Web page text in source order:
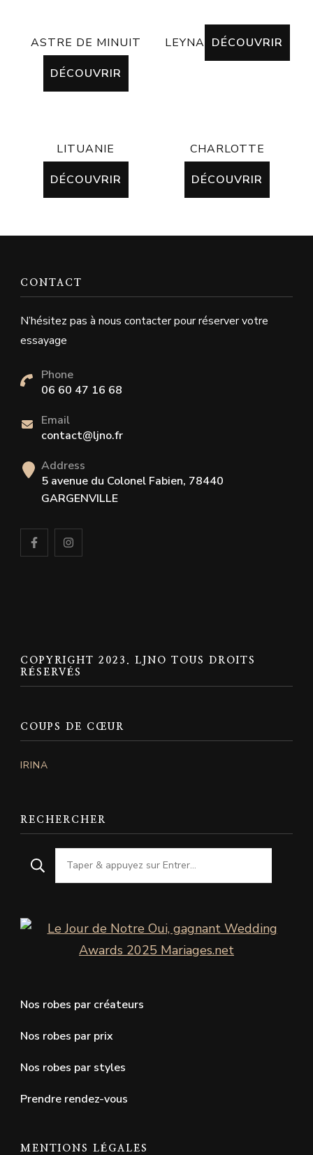
ASTRE DE MINUIT
DÉCOUVRIR
LEYNA DÉCOUVRIR
LITUANIE
DÉCOUVRIR
CHARLOTTE
DÉCOUVRIR
CONTACT
N’hésitez pas à nous contacter pour réserver votre
essayage
Phone
06 60 47 16 68
Email
contact@ljno.fr
Address
5 avenue du Colonel Fabien, 78440
GARGENVILLE
COPYRIGHT 2023. LJNO TOUS DROITS
RÉSERVÉS
COUPS DE CŒUR
IRINA
RECHERCHER
Nos robes par créateurs
Nos robes par prix
Nos robes par styles
Prendre rendez-vous
MENTIONS LÉGALES